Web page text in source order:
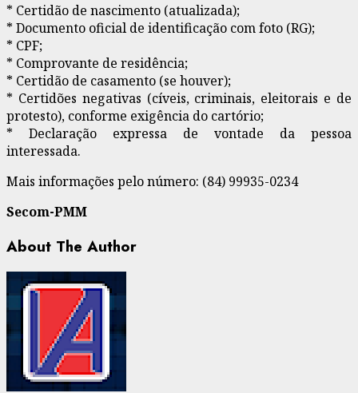
* Certidão de nascimento (atualizada);
* Documento oficial de identificação com foto (RG);
* CPF;
* Comprovante de residência;
* Certidão de casamento (se houver);
* Certidões negativas (cíveis, criminais, eleitorais e de
protesto), conforme exigência do cartório;
* Declaração expressa de vontade da pessoa
interessada.
Mais informações pelo número: (84) 99935-0234
Secom-PMM
About The Author